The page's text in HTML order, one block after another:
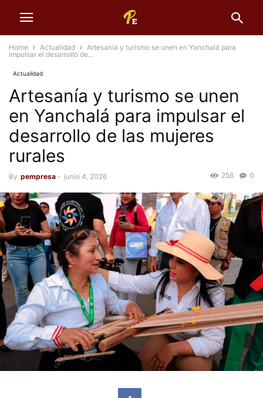
Home Actualidad
Artesanía y turismo se unen en Yanchalá para
impulsar el desarrollo de...
Actualidad
Artesanía y turismo se unen
en Yanchalá para impulsar el
desarrollo de las mujeres
rurales
By pempresa - junio 4, 2026 0
256